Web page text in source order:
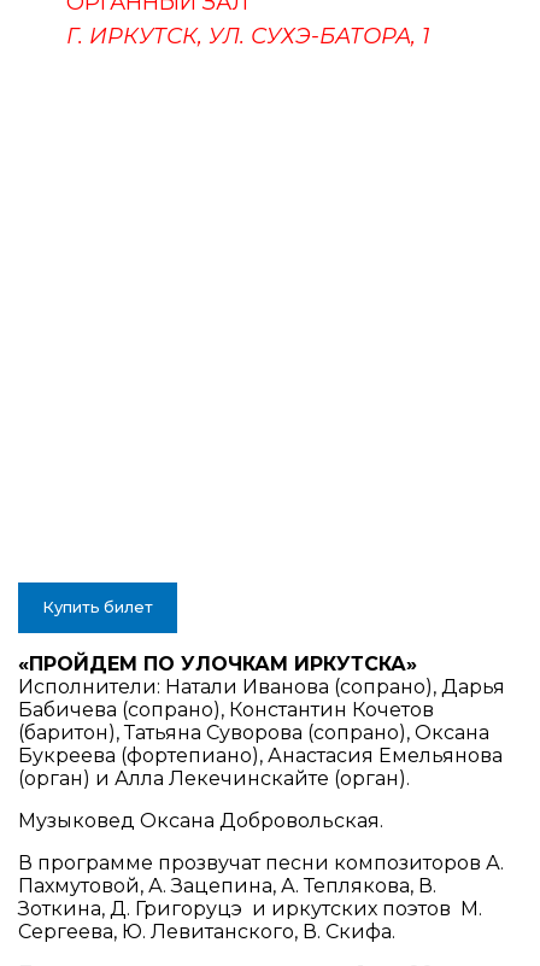
Г. ИРКУТСК, УЛ. СУХЭ-БАТОРА, 1
Купить билет
«ПРОЙДЕМ ПО УЛОЧКАМ ИРКУТСКА»
Исполнители: Натали Иванова (сопрано), Дарья
Бабичева (сопрано), Константин Кочетов
(баритон), Татьяна Суворова (сопрано), Оксана
Букреева (фортепиано), Анастасия Емельянова
(орган) и Алла Лекечинскайте (орган).
Музыковед Оксана Добровольская.
В программе прозвучат песни композиторов А.
Пахмутовой, А. Зацепина, А. Теплякова, В.
Зоткина, Д. Григоруцэ и иркутских поэтов М.
Сергеева, Ю. Левитанского, В. Скифа.